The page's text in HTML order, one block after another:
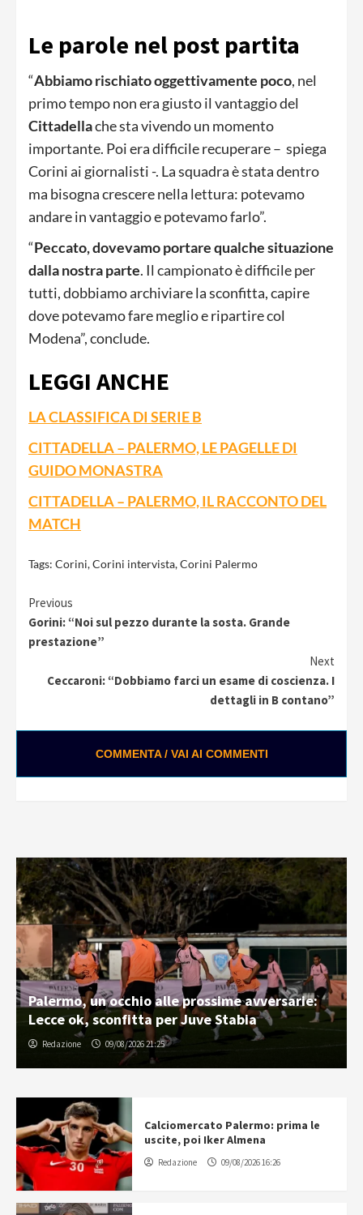
Le parole nel post partita
“Abbiamo rischiato oggettivamente poco, nel
primo tempo non era giusto il vantaggio del
Cittadellache sta vivendo un momento
importante. Poi era difficile recuperare – spiega
Corini ai giornalisti -. La squadra è stata dentro
ma bisogna crescere nella lettura: potevamo
andare in vantaggio e potevamo farlo”.
“Peccato, dovevamo portare qualche situazione
dalla nostra parte. Il campionato è difficile per
tutti, dobbiamo archiviare la sconfitta, capire
dove potevamo fare meglio e ripartire col
Modena”, conclude.
LEGGI ANCHE
LA CLASSIFICA DI SERIE B
CITTADELLA – PALERMO, LE PAGELLE DI
GUIDO MONASTRA
CITTADELLA – PALERMO, IL RACCONTO DEL
MATCH
Tags: Corini,Corini intervista,Corini Palermo
Continue
Reading
Previous
Gorini: “Noi sul pezzo durante la sosta. Grande
prestazione”
Next
Ceccaroni: “Dobbiamo farci un esame di coscienza. I
dettagli in B contano”
COMMENTA / VAI AI COMMENTI
Palermo, un occhio alle prossime avversarie:
Lecce ok, sconfitta per Juve Stabia
Redazione 09/08/2026 21:25
Calciomercato Palermo: prima le
uscite, poi Iker Almena
Redazione 09/08/2026 16:26